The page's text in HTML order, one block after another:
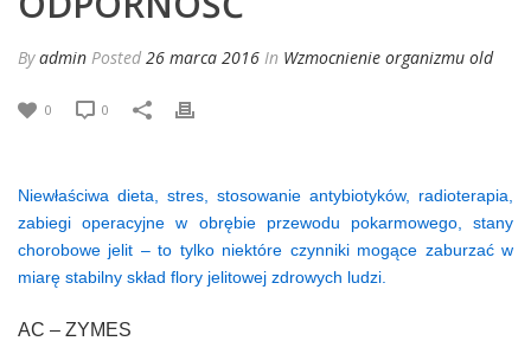
Byadmin Posted 26 marca 2016 In Wzmocnienie organizmu old
0 0
Niewłaściwa dieta, stres, stosowanie antybiotyków, radioterapia,
zabiegi operacyjne w obrębie przewodu pokarmowego, stany
chorobowe jelit – to tylko niektóre czynniki mogące zaburzać w
miarę stabilny skład flory jelitowej zdrowych ludzi.
AC – ZYMES